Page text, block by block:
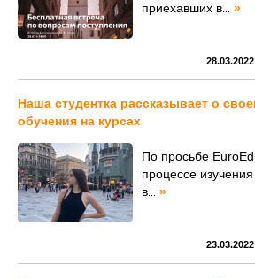
приехавших в
»
28.03.2022
Наша студентка рассказывает о
обучения на курсах
По просьбе
процессе
в
»
23.03.2022